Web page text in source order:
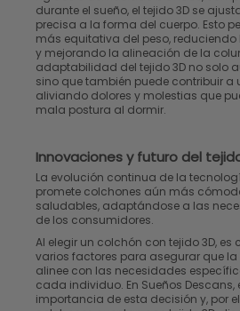
durante el sueño, el tejido 3D se
precisa a la forma del cuerpo. Esto
más equitativa del peso, reduciendo
y mejorando la alineación de la
adaptabilidad del tejido 3D no solo
sino que también puede contribuir a
aliviando dolores y molestias que
mala postura al dormir.
Innovaciones y futuro del
La evolución continua de la
promete colchones aún más
saludables, adaptándose a las
de los consumidores.
Al elegir un colchón con tejido 3D,
varios factores para asegurar que
alinee con las necesidades
cada individuo. En Sueños Descans,
importancia de esta decisión y, por